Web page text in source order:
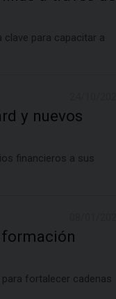
clave para capacitar a
y nuevos
financieros a sus
fortalecer cadenas